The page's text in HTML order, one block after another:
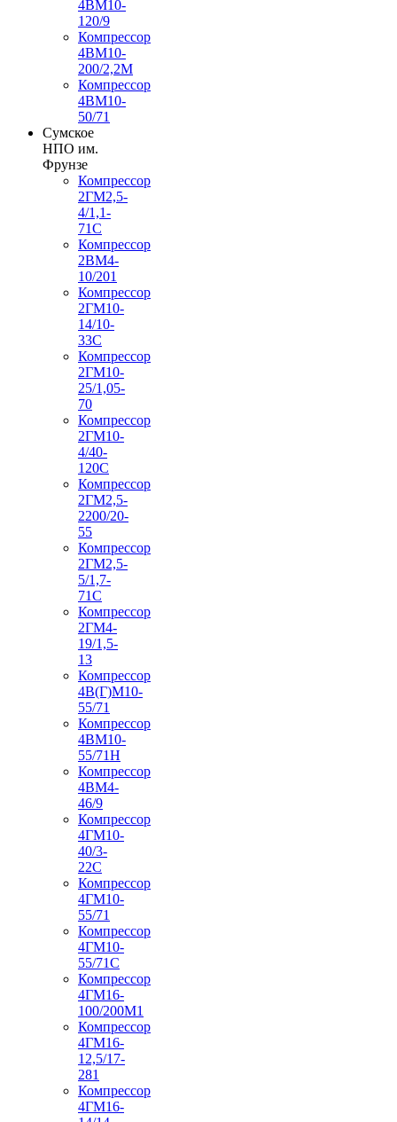
4ВМ10-
120/9
Компрессор
4ВМ10-
200/2,2М
Компрессор
4ВМ10-
50/71
Сумское
НПО им.
Фрунзе
Компрессор
2ГМ2,5-
4/1,1-
71С
Компрессор
2ВМ4-
10/201
Компрессор
2ГМ10-
14/10-
33С
Компрессор
2ГМ10-
25/1,05-
70
Компрессор
2ГМ10-
4/40-
120С
Компрессор
2ГМ2,5-
2200/20-
55
Компрессор
2ГМ2,5-
5/1,7-
71С
Компрессор
2ГМ4-
19/1,5-
13
Компрессор
4В(Г)М10-
55/71
Компрессор
4ВМ10-
55/71Н
Компрессор
4ВМ4-
46/9
Компрессор
4ГМ10-
40/3-
22С
Компрессор
4ГМ10-
55/71
Компрессор
4ГМ10-
55/71С
Компрессор
4ГМ16-
100/200М1
Компрессор
4ГМ16-
12,5/17-
281
Компрессор
4ГМ16-